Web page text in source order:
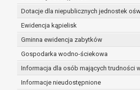
Dotacje dla niepublicznych jednostek
Ewidencja kąpielisk
Gminna ewidencja zabytków
Gospodarka wodno-ściekowa
Informacja dla osób mających trudności
Informacje nieudostępnione
przetwarzanie odbywa się do
zgody.
W przypadku, gdy dane osobowe
w celu zawarcia i realizacji
odbywa się przez okres
zawartej umowy, a po tym
wymaganym przez przepisy
zabezpieczenia ewentualnych